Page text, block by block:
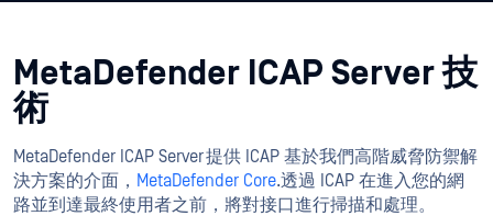
MetaDefender ICAP Server 技
術
MetaDefender ICAP Server 提供 ICAP 基於我們高階威脅防禦解
決方案的介面， MetaDefender Core.透過 ICAP 在進入您的網
路並到達最終使用者之前，將對接口進行掃描和處理。